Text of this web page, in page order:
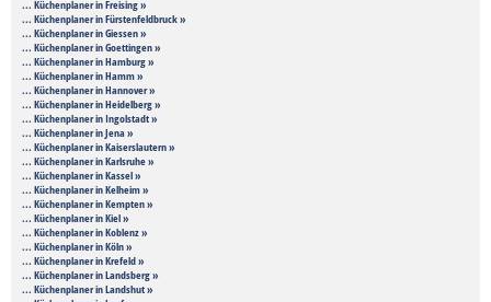
... Küchenplaner in Freising »
... Küchenplaner in Fürstenfeldbruck »
... Küchenplaner in Giessen »
... Küchenplaner in Goettingen »
... Küchenplaner in Hamburg »
... Küchenplaner in Hamm »
... Küchenplaner in Hannover »
... Küchenplaner in Heidelberg »
... Küchenplaner in Ingolstadt »
... Küchenplaner in Jena »
... Küchenplaner in Kaiserslautern »
... Küchenplaner in Karlsruhe »
... Küchenplaner in Kassel »
... Küchenplaner in Kelheim »
... Küchenplaner in Kempten »
... Küchenplaner in Kiel »
... Küchenplaner in Koblenz »
... Küchenplaner in Köln »
... Küchenplaner in Krefeld »
... Küchenplaner in Landsberg »
... Küchenplaner in Landshut »